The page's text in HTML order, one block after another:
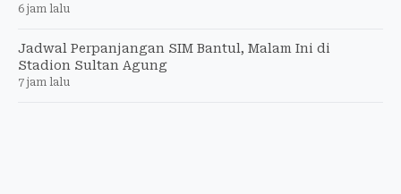
6 jam lalu
Jadwal Perpanjangan SIM Bantul, Malam Ini di
Stadion Sultan Agung
7 jam lalu